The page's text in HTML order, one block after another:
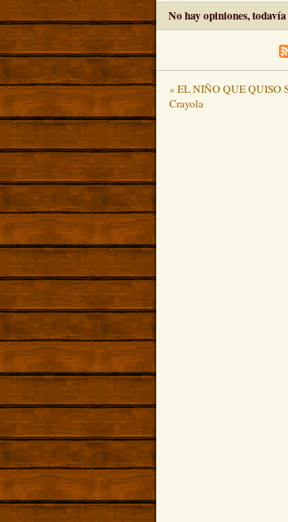
No hay opiniones, todavía
« EL NIÑO QUE QUISO
Crayola